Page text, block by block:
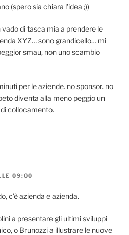
(spero sia chiara l'idea ;))
di tasca mia a prendere le
XYZ… sono grandicello… mi
smau, non uno scambio
per le aziende. no sponsor. no
diventa alla meno peggio un
collocamento.
09:00
c'è azienda e azienda.
a presentare gli ultimi sviluppi
o Brunozzi a illustrare le nuove